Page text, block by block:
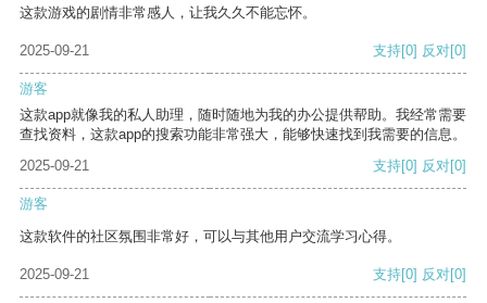
这款游戏的剧情非常感人，让我久久不能忘怀。
2025-09-21 支持[0] 反对[0]
游客
这款app就像我的私人助理，随时随地为我的办公提供帮助。我经常需要
查找资料，这款app的搜索功能非常强大，能够快速找到我需要的信息。
2025-09-21
支持[0] 反对[0]
游客
这款软件的社区氛围非常好，可以与其他用户交流学习心得。
2025-09-21 支持[0] 反对[0]